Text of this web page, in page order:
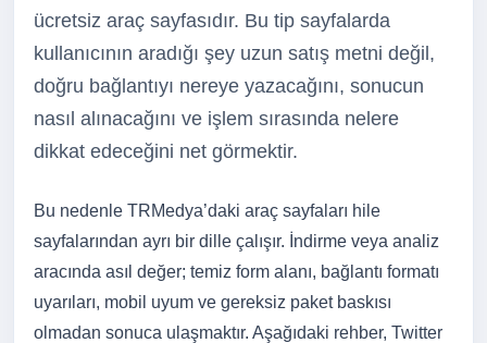
ücretsiz araç sayfasıdır. Bu tip sayfalarda
kullanıcının aradığı şey uzun satış metni değil,
doğru bağlantıyı nereye yazacağını, sonucun
nasıl alınacağını ve işlem sırasında nelere
dikkat edeceğini net görmektir.
Bu nedenle TRMedya’daki araç sayfaları hile
sayfalarından ayrı bir dille çalışır. İndirme veya analiz
aracında asıl değer; temiz form alanı, bağlantı formatı
uyarıları, mobil uyum ve gereksiz paket baskısı
olmadan sonuca ulaşmaktır. Aşağıdaki rehber, Twitter